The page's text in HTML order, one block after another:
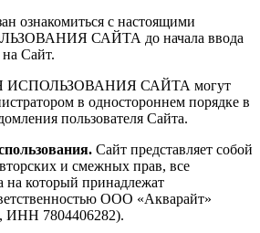
ознакомиться с настоящими
САЙТА до начала ввода
Сайт.
ИСПОЛЬЗОВАНИЯ САЙТА могут
в одностороннем порядке в
пользователя Сайта.
Сайт представляет собой
и смежных прав, все
на который принадлежат
ООО «Акварайт»
ИНН 7804406282).